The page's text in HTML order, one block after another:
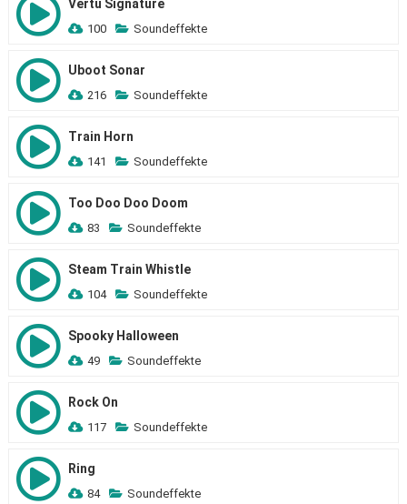
Vertu Signature
100 Soundeffekte
Uboot Sonar
216 Soundeffekte
Train Horn
141 Soundeffekte
Too Doo Doo Doom
83 Soundeffekte
Steam Train Whistle
104 Soundeffekte
Spooky Halloween
49 Soundeffekte
Rock On
117 Soundeffekte
Ring
84 Soundeffekte